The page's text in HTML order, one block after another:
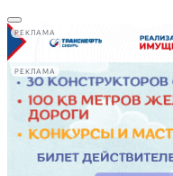
РЕКЛАМА
РЕКЛАМА